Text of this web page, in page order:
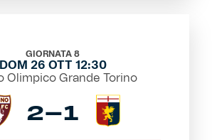
GIORNATA 8
DOM 26 OTT 12:30
Olimpico Grande Torino
2-1